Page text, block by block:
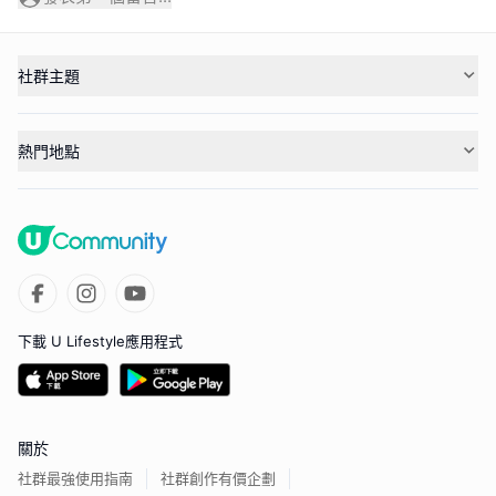
社群主題
熱門地點
下載 U Lifestyle應用程式
關於
社群最強使用指南 社群創作有價企劃